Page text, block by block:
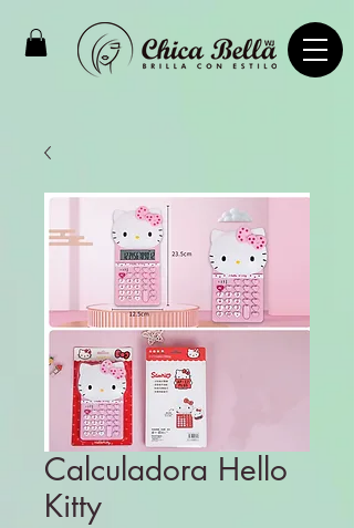
Calculadora Hello
Kitty